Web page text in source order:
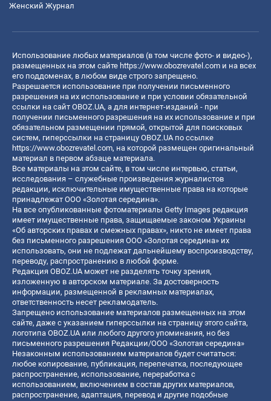
Женский Журнал
Использование любых материалов (в том числе фото- и видео-),
размещенных на этом сайте https://www.obozrevatel.com и на всех
его поддоменах, в любом виде строго запрещено.
Разрешается использование при получении письменного
разрешения на их использование и при условии обязательной
ссылки на сайт OBOZ.UA, а для интернет-изданий - при
получении письменного разрешения на их использование и при
обязательном размещении прямой, открытой для поисковых
систем, гиперссылки на страницу OBOZ.UA по ссылке
https://www.obozrevatel.com, на которой размещен оригинальный
материал в первом абзаце материала.
Все материалы на этом сайте, в том числе интервью, статьи,
исследования – служебные произведения журналистов
редакции, исключительные имущественные права на которые
принадлежат ООО «Золотая середина».
На все опубликованные фотоматериалы Getty Images редакция
имеет имущественные права, защищаемые законом Украины
«Об авторских правах и смежных правах», никто не имеет права
без письменного разрешения ООО «Золотая середина» их
использовать, они не подлежат дальнейшему воспроизводству,
переводу, распространению в любой форме.
Редакция OBOZ.UA может не разделять точку зрения,
изложенную в авторском материале. За достоверность
информации, размещенной в рекламных материалах,
ответственность несет рекламодатель.
Запрещено использование материалов размещенных на этом
сайте, даже с указанием гиперссылки на страницу этого сайта,
логотипа OBOZ.UA или любого другого упоминания, но без
письменного разрешения Редакции/ООО «Золотая середина»
Незаконным использованием материалов будет считаться:
любое копирование, публикация, перепечатка, последующее
распространение, использование, переработка с
использованием, включением в состав других материалов,
распространение, адаптация, перевод и другие подобные